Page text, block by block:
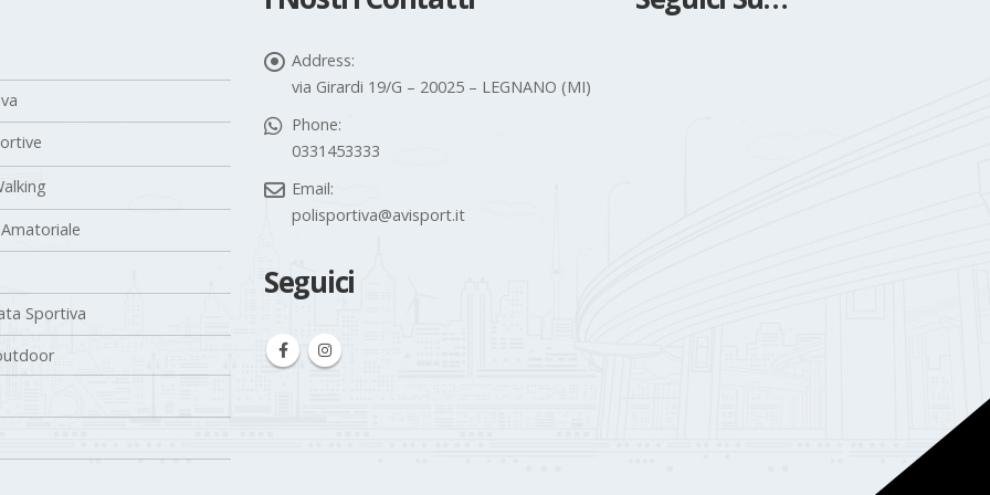
Sportiva
Address:
via Girardi 19/G – 20025 – LEGNANO (MI)
Phone:
0331453333
Email:
polisportiva@avisport.it
Seguici